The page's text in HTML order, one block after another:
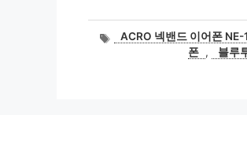
태ACRO 넥밴드 이어폰
폰 , 블루